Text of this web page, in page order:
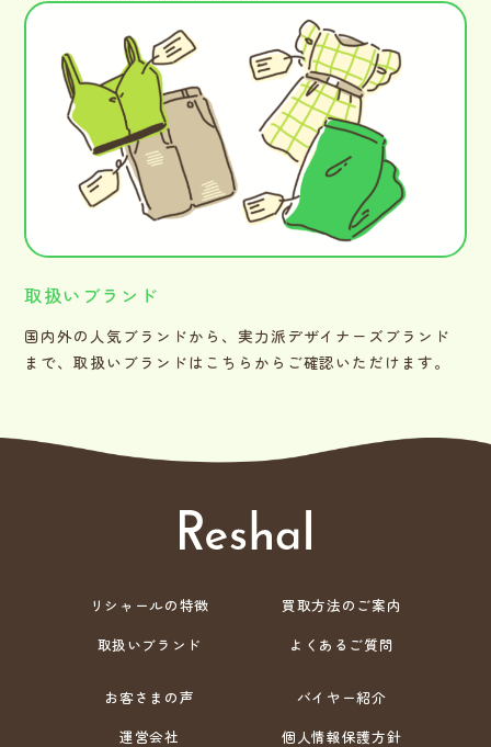
取扱いブランド
国内外の人気ブランドから、実力派デザイナーズブランド
まで、取扱いブランドはこちらからご確認いただけます。
リシャールの特徴
買取方法のご案内
取扱いブランド
よくあるご質問
お客さまの声
バイヤー紹介
運営会社
個人情報保護方針